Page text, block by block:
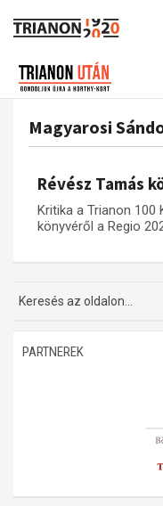
A
A
Magyarosi
Révész Tamás
Kritika a Trianon
könyvéről a Regio
PARTNEREK